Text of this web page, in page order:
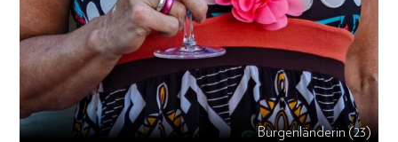
Burgenländerin (23)